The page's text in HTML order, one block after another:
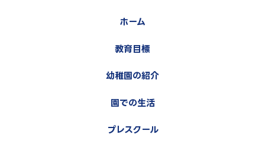
ホーム
教育目標
幼稚園の紹介
園での生活
プレスクール